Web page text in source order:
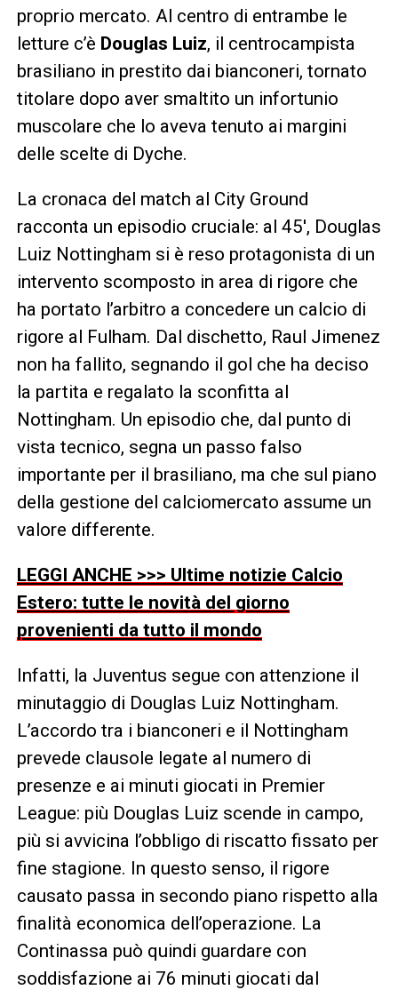
proprio mercato. Al centro di entrambe le
letture c’è Douglas Luiz, il centrocampista
brasiliano in prestito dai bianconeri, tornato
titolare dopo aver smaltito un infortunio
muscolare che lo aveva tenuto ai margini
delle scelte di Dyche.
La cronaca del match al City Ground
racconta un episodio cruciale: al 45′, Douglas
Luiz Nottingham si è reso protagonista di un
intervento scomposto in area di rigore che
ha portato l’arbitro a concedere un calcio di
rigore al Fulham. Dal dischetto, Raul Jimenez
non ha fallito, segnando il gol che ha deciso
la partita e regalato la sconfitta al
Nottingham. Un episodio che, dal punto di
vista tecnico, segna un passo falso
importante per il brasiliano, ma che sul piano
della gestione del calciomercato assume un
valore differente.
LEGGI ANCHE >>> Ultime notizie Calcio
Estero: tutte le novità del giorno
provenienti da tutto il mondo
Infatti, la Juventus segue con attenzione il
minutaggio di Douglas Luiz Nottingham.
L’accordo tra i bianconeri e il Nottingham
prevede clausole legate al numero di
presenze e ai minuti giocati in Premier
League: più Douglas Luiz scende in campo,
più si avvicina l’obbligo di riscatto fissato per
fine stagione. In questo senso, il rigore
causato passa in secondo piano rispetto alla
finalità economica dell’operazione. La
Continassa può quindi guardare con
soddisfazione ai 76 minuti giocati dal